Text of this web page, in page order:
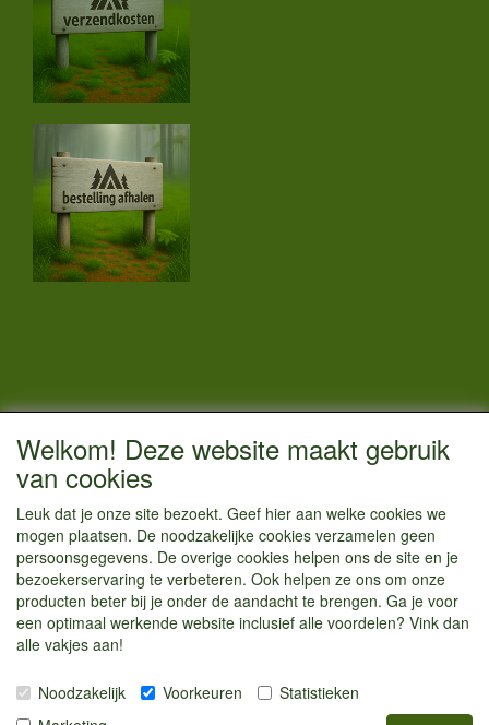
CONTACTGEGEVENS
Vestigingsadres:
Hoofdweg 36
1433 JW Kudelstaart
info@kamperenenzo.nl
Tel : 06 125 82 112
Handelend onder
KvK nummer : 70477329
Welkom! Deze website maakt gebruik
van cookies
Leuk dat je onze site bezoekt. Geef hier aan welke cookies we
mogen plaatsen. De noodzakelijke cookies verzamelen geen
persoonsgegevens. De overige cookies helpen ons de site en je
bezoekerservaring te verbeteren. Ook helpen ze ons om onze
producten beter bij je onder de aandacht te brengen. Ga je voor
een optimaal werkende website inclusief alle voordelen? Vink dan
alle vakjes aan!
Noodzakelijk Voorkeuren
Statistieken